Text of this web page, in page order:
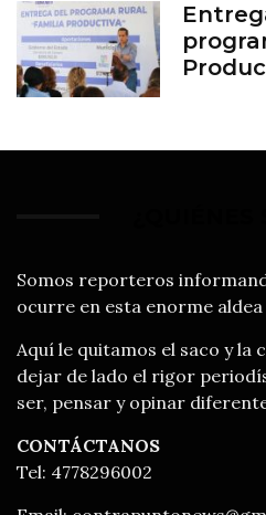
Somos reporteros
ocurre en esta enorme
Aquí le quitamos el saco y la
dejar de lado el rigor
ser, pensar y opinar
CONTÁCTANOS
Tel: 4778296002